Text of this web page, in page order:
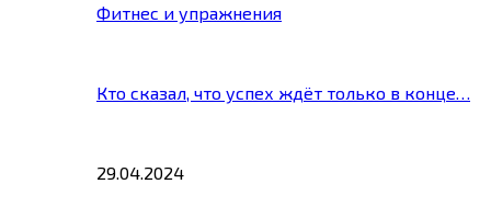
Фитнес и упражнения
Кто сказал, что успех ждёт только в конце…
29.04.2024